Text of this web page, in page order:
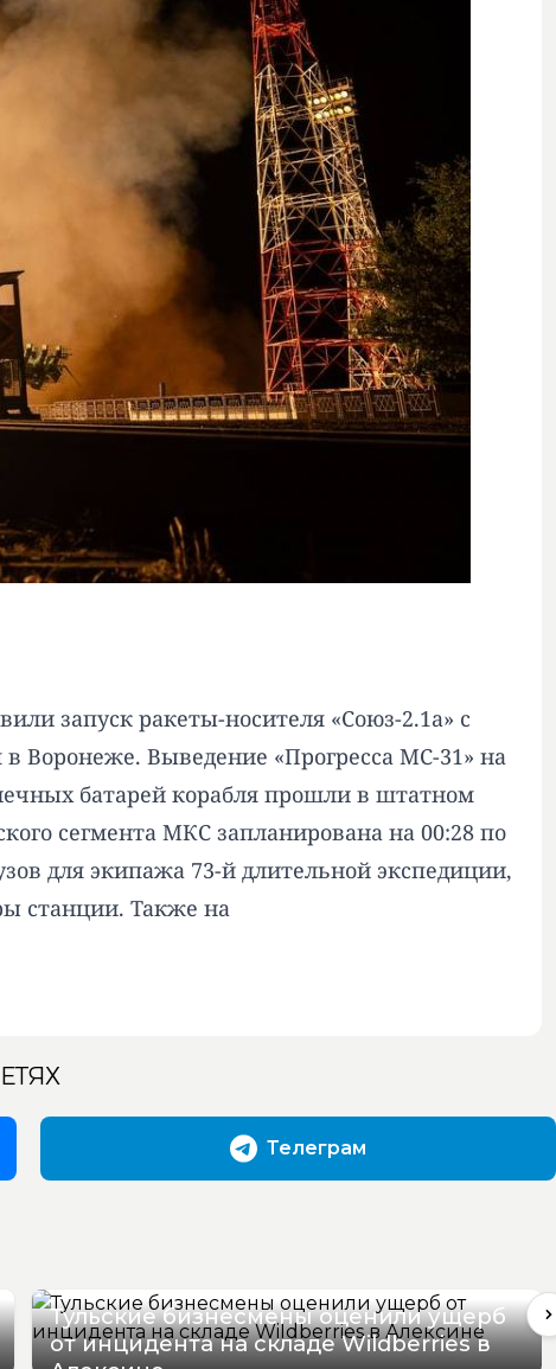
запуск ракеты-носителя «Союз-2.1а» с
Воронеже. Выведение «Прогресса МС-31» на
батарей корабля прошли в штатном
сегмента МКС запланирована на 00:28 по
для экипажа 73-й длительной экспедиции,
станции. Также на
Телеграм
Тульские бизнесмены оценили ущерб
от инцидента на складе Wildberries в